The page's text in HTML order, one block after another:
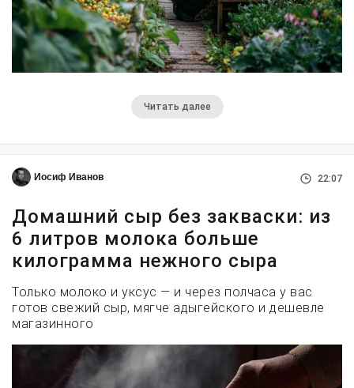
Читать далее
Иосиф Иванов 22:07
Домашний сыр без закваски: из
6 литров молока больше
килограмма нежного сыра
Только молоко и уксус — и через полчаса у вас
готов свежий сыр, мягче адыгейского и дешевле
магазинного